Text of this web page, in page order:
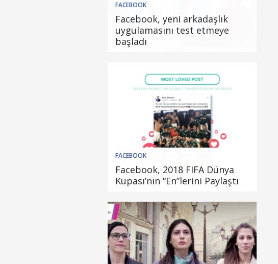
FACEBOOK
Facebook, yeni arkadaşlık
uygulamasını test etmeye
başladı
FACEBOOK
Facebook, 2018 FIFA Dünya
Kupası’nın “En”lerini Paylaştı